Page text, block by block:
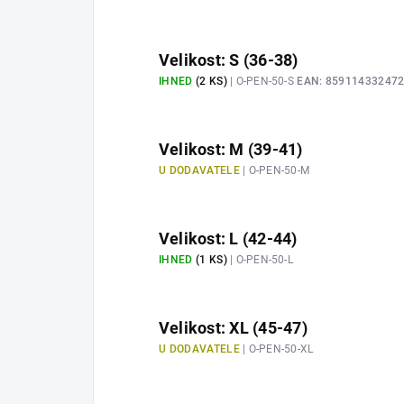
Velikost: S (36-38)
IHNED (2 KS)| O-PEN-50-S EAN:
Velikost: M (39-41)
U DODAVATELE | O-PEN-50-M
Velikost: L (42-44)
IHNED (1 KS)| O-PEN-50-L
Velikost: XL (45-47)
U DODAVATELE | O-PEN-50-XL